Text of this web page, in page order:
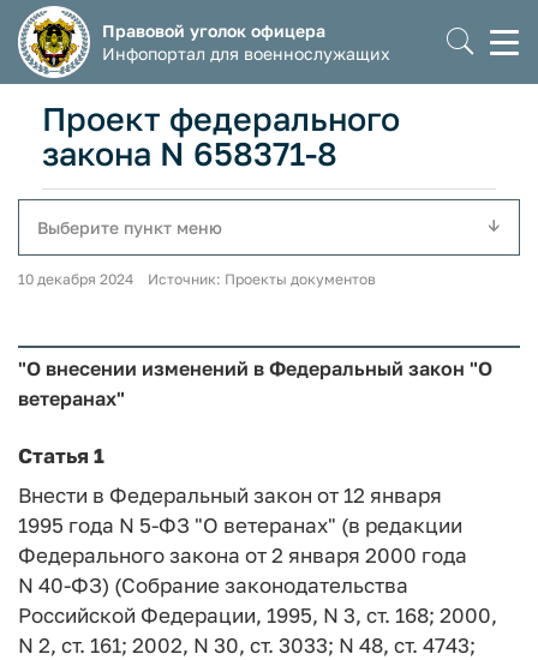
Правовой уголок офицера
Инфопортал для военнослужащих
Проект федерального
закона N 658371-8
Выберите пункт меню
10 декабря 2024 Источник: Проекты документов
"О внесении изменений в Федеральный закон "О
ветеранах"
Статья 1
Внести в Федеральный закон от 12 января
1995 года N 5-ФЗ "О ветеранах" (в редакции
Федерального закона от 2 января 2000 года
N 40-ФЗ) (Собрание законодательства
Российской Федерации, 1995, N 3, ст. 168; 2000,
N 2, ст. 161; 2002, N 30, ст. 3033; N 48, ст. 4743;